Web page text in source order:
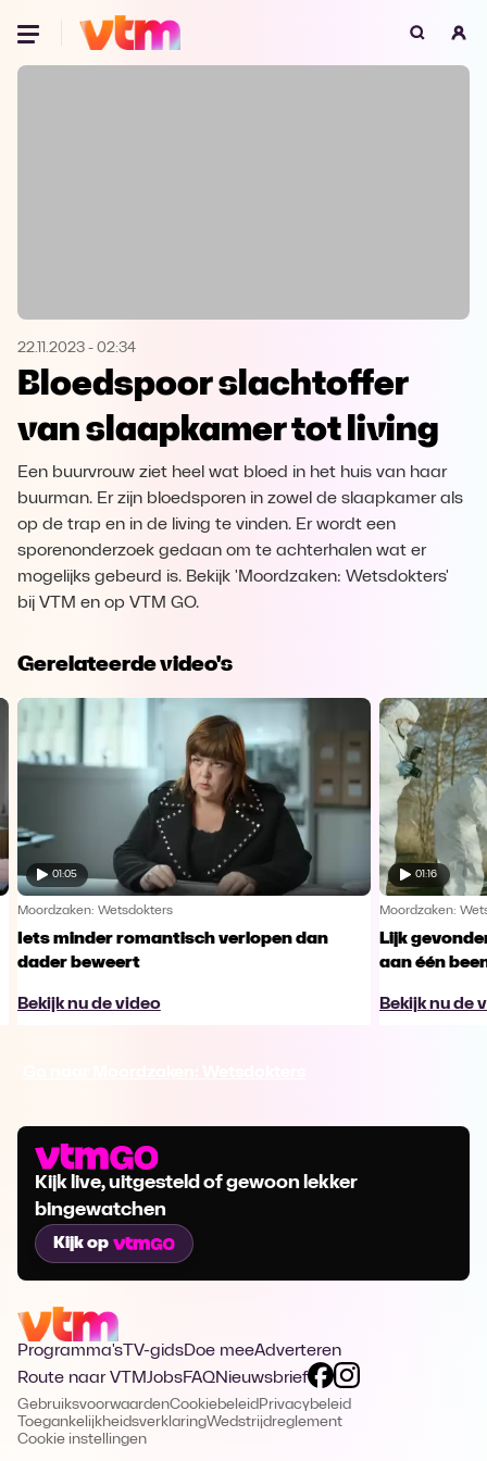
Oeps, browser niet ondersteund
Microsoft Edge Download
Opera Download
22.11.2023 - 02:34
Bloedspoor slachtoffer
van slaapkamer tot living
Een buurvrouw ziet heel wat bloed in het huis van haar
buurman. Er zijn bloedsporen in zowel de slaapkamer als
op de trap en in de living te vinden. Er wordt een
sporenonderzoek gedaan om te achterhalen wat er
mogelijks gebeurd is. Bekijk 'Moordzaken: Wetsdokters'
bij VTM en op VTM GO.
Gerelateerde video's
01:05
Moordzaken: Wetsdokters
Iets minder romantisch verlopen dan
dader beweert
Bekijk nu de video
01:16
Moordzaken:
Lijk
aan één
Bekijk nu de
Kijk live, uitgesteld of gewoon lekker
bingewatchen
Kijk op
Programma's TV-gidsDoe meeAdverteren
Route naar VTMJobsFAQNieuwsbrief
GebruiksvoorwaardenCookiebeleid Privacybeleid
ToegankelijkheidsverklaringWedstrijdreglement
Cookie instellingen